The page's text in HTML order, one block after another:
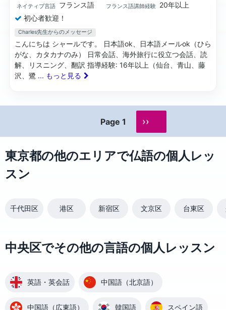
ネイティブ言語 フランス語 フランス語講師経験
20年以上
初心者歓迎！
Charles先生からのメッセージ
こんにちは シャールです。 日本語ok、日本語メールok（ひら
がな、カタカナのみ） 日常会話、海外旅行に役立つ会話、読
解、リスニング、翻訳 指導経験: 16年以上（仙台、青山、藤
沢、鷺 ... もっと見る
Page 1 ››
東京都の他のエリアで仏語の個人レッ
スン
千代田区 港区 新宿区 文京区 台東区
中央区でその他の言語の個人レッスン
英語・英会話 中国語（北京語）
中国語（広東語） 韓国語 スペイン語